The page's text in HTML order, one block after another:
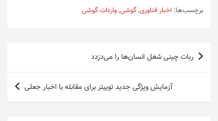
برچسب‌ها: اخبار فناوری,گوشی,واردات گوشی
راهبری
نوشته
ربات چینی شغل انسان‌ها را می‌دزدد
آزمایش ویژگی جدید توییتر برای مقابله با اخبار جعلی